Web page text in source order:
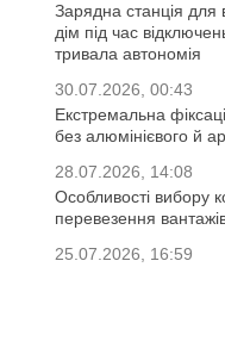
Зарядна станція для
дім під час
тривала автономія
30.07.2026, 00:43
Екстремальна
без алюмінієвого й
28.07.2026, 14:08
Особливості вибору
перевезення
25.07.2026, 16:59